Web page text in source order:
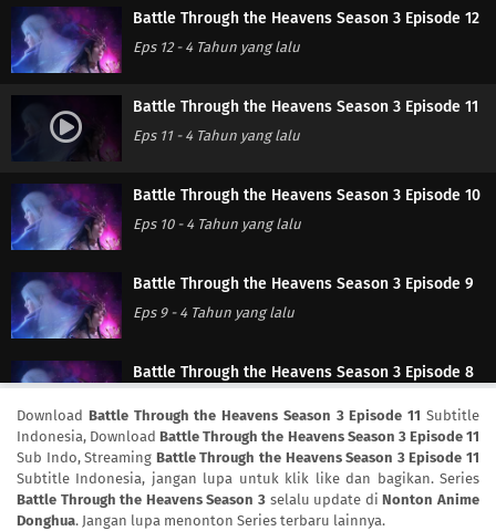
Battle Through the Heavens Season 3 Episode 12
Eps 12- 4 Tahun yang lalu
Battle Through the Heavens Season 3 Episode 11
Eps 11- 4 Tahun yang lalu
Battle Through the Heavens Season 3 Episode 10
Eps 10- 4 Tahun yang lalu
Battle Through the Heavens Season 3 Episode 9
Eps 9- 4 Tahun yang lalu
Battle Through the Heavens Season 3 Episode 8
Battle Through the Heavens Season 3 Episode 7
Eps 7 -4 Tahun yang lalu
Download Battle Through the Heavens Season 3 Episode 11 Subtitle
Indonesia, DownloadBattle Through the Heavens Season 3 Episode 11
Sub Indo, Streaming Battle Through the Heavens Season 3 Episode 11
Subtitle Indonesia, jangan lupa untuk klik like dan bagikan. Series
Battle Through the Heavens Season 3 selalu update diNonton Anime
Donghua. Jangan lupa menonton Series terbaru lainnya.